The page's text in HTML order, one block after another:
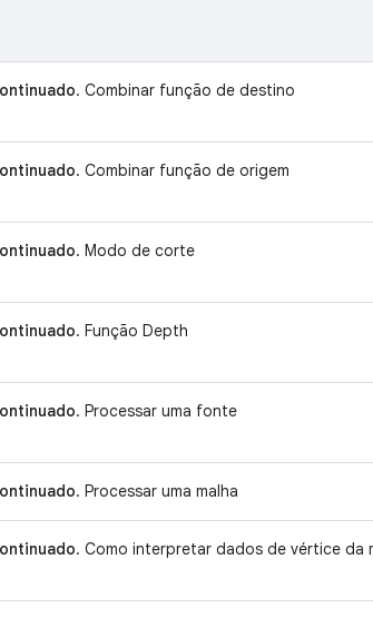
. Combinar função de destino
. Combinar função de origem
. Modo de corte
. Função Depth
. Processar uma fonte
. Processar uma malha
. Como interpretar dados de vértice da